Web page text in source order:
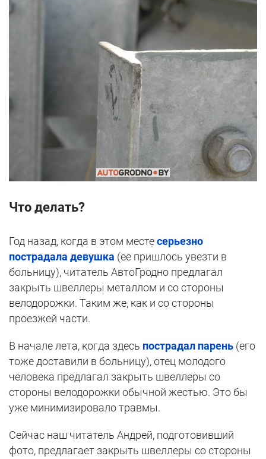
Что делать?
Год назад, когда в этом местесерьезно
пострадала девушка (ее пришлось увезти в
больницу), читатель АвтоГродно предлагал
закрыть швеллеры металлом и со стороны
велодорожки. Таким же, как и со стороны
проезжей части.
В начале лета, когда здесь пострадал парень (его
тоже доставили в больницу), отец молодого
человека предлагал закрыть швеллеры со
стороны велодорожки обычной жестью. Это бы
уже минимизировало травмы.
Сейчас наш читатель Андрей, подготовивший
фото, предлагает закрыть швеллеры со стороны